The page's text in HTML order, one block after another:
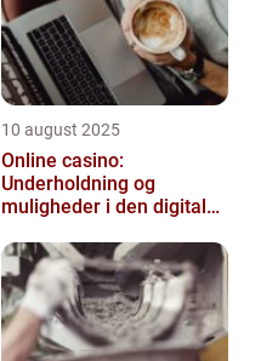
10 august 2025
Online casino:
Underholdning og
muligheder i den digitale